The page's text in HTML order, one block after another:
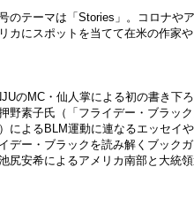
のテーマは「Stories」。コロナや
カにスポットを当てて在米の作家
のMC・仙人掌による初の書き下
野素子氏（「フライデー・ブラッ
によるBLM運動に連なるエッセイ
デー・ブラックを読み解くブック
尻安希によるアメリカ南部と大統